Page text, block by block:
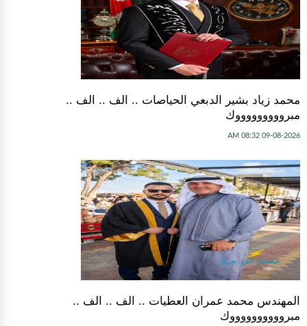
محمد زياد بشير الدبعي الحياصات .. الف .. الف ..
مبروووووووووك
09-08-2026 08:32 AM
المهندس محمد عمران العطيات .. الف .. الف ..
مبرووووووووووك